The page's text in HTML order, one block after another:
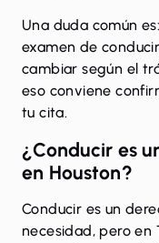
Una duda común
examen de
cambiar según el
eso conviene
tu cita.
¿Conducir es
en Houston?
Conducir es un
necesidad, pero en